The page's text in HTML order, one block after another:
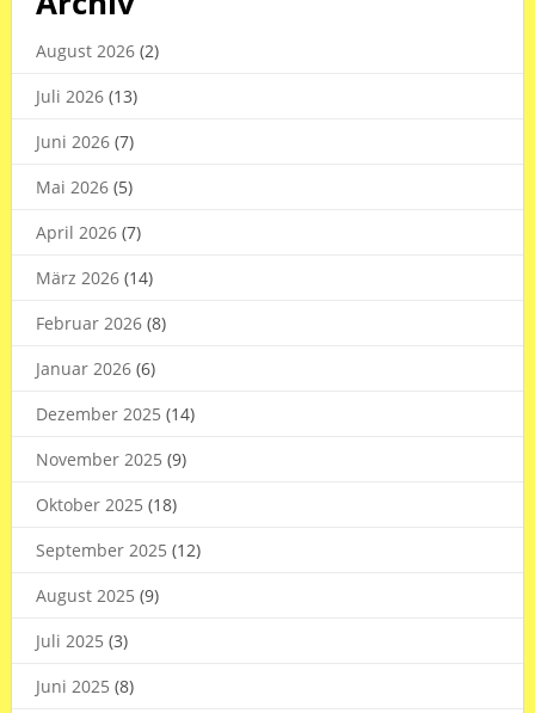
August 2026(2)
Juli 2026(13)
Juni 2026(7)
Mai 2026(5)
April 2026(7)
März 2026(14)
Februar 2026(8)
Januar 2026(6)
Dezember 2025 (14)
November 2025 (9)
Oktober 2025 (18)
September 2025 (12)
August 2025 (9)
Juli 2025 (3)
Juni 2025 (8)